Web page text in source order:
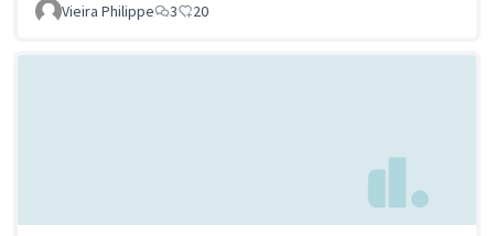
Vieira Philippe
3 20